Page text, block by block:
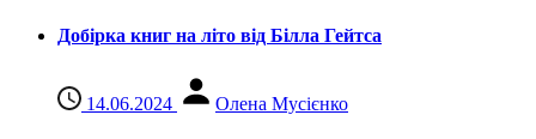
Добірка книг на літо від Білла Гейтса
14.06.2024 Олена Мусієнко